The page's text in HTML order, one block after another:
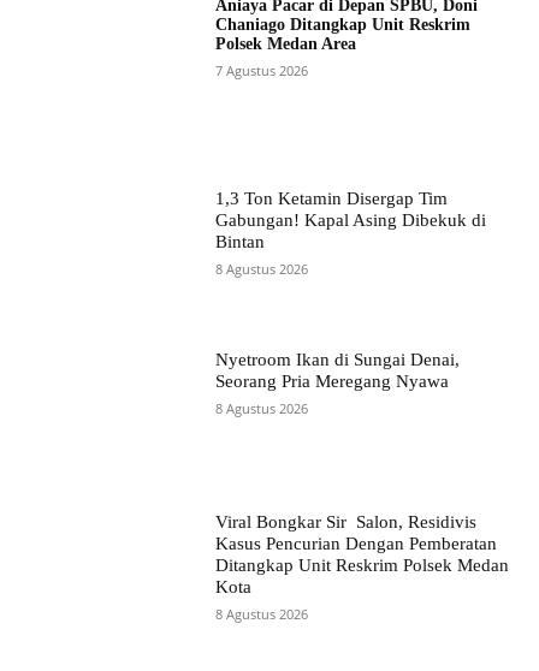
Aniaya Pacar di Depan SPBU, Doni
Chaniago Ditangkap Unit Reskrim
Polsek Medan Area
7 Agustus 2026
1,3 Ton Ketamin Disergap Tim
Gabungan! Kapal Asing Dibekuk di
Bintan
8 Agustus 2026
Nyetroom Ikan di Sungai Denai,
Seorang Pria Meregang Nyawa
8 Agustus 2026
Viral Bongkar Sir Salon, Residivis
Kasus Pencurian Dengan Pemberatan
Ditangkap Unit Reskrim Polsek Medan
Kota
8 Agustus 2026